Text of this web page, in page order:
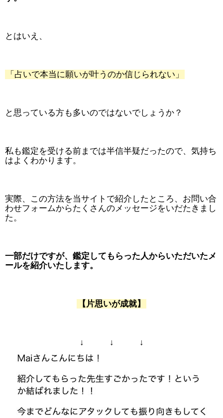
とはいえ、
「占いで本当に願いが叶うのか信じられない」
と思っている方も多いのではないでしょうか？
私も鑑定を受ける前までは半信半疑だったので、気持ち
はよくわかります。
実際、この方法を当サイトで紹介したところ、お問い合
わせフォームからたくさんのメッセージをいだたきまし
た。
一部だけですが、鑑定してもらった人からいただいたメ
ールを紹介いたします。
【片思いが成就】
↓ ↓ ↓